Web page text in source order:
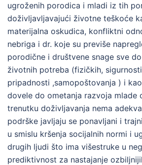
ugroženih porodica i mladi iz tih
doživljavljavajući životne teškoće
materijalna oskudica, konfliktni
nebriga i dr. koje su previše
porodične i društvene snage sve
životnih potreba (fizičkih,
pripadnosti ,samopoštovanja ) i
dovele do ometanja razvoja mlade
trenutku doživljavanja nema
podrške javljaju se ponavljani i
u smislu kršenja socijalnih normi i
drugih ljudi što ima višestruke u
prediktivnost za nastajanje